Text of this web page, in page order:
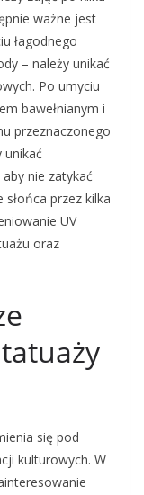
ważne jest
łagodnego
– należy unikać
Po umyciu
bawełnianym i
przeznaczonego
unikać
nie zatykać
przez kilka
UV
oraz
się pod
kulturowych. W